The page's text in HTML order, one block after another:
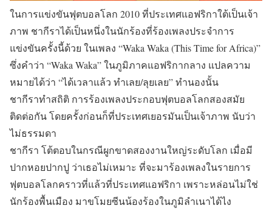
ในการแข่งขันฟุตบอลโลก 2010 ที่ประเทศแอฟริกาใต้เป็นเจ้า
ภาพ ชากีราได้เป็นหนึ่งในนักร้องที่ร้องเพลงประจำการ
แข่งขันครั้งนี้ด้วย ในเพลง “Waka Waka (This Time for Africa)”
ซึ่งคำว่า “Waka Waka” ในภูมิภาคแอฟริกากลาง แปลความ
หมายได้ว่า “ได้เวลาแล้ว ทำเลย/ลุยเลย” ทำนองนั้น
ชากีราทำสถิติ การร้องเพลงประกอบฟุตบอลโลกสองสมัย
ติดต่อกัน โดยครั้งก่อนก็ที่ประเทศเยอรมันเป็นเจ้าภาพ นับว่า
ไม่ธรรมดา
ชากีรา โต้ตอบในกรณีผูกขาดสองงานใหญ่ระดับโลก เมื่อมี
ปากหอยปากปู ว่าเธอไม่เหมาะ ที่จะมาร้องเพลงในรายการ
ฟุตบอลโลกคราวที่แล้วที่ประเทศแอฟริกา เพราะหล่อนไม่ใช่
นักร้องพื้นเมือง มาขโมยซีนน้องร้องในภูมิลำเนาได้ไง